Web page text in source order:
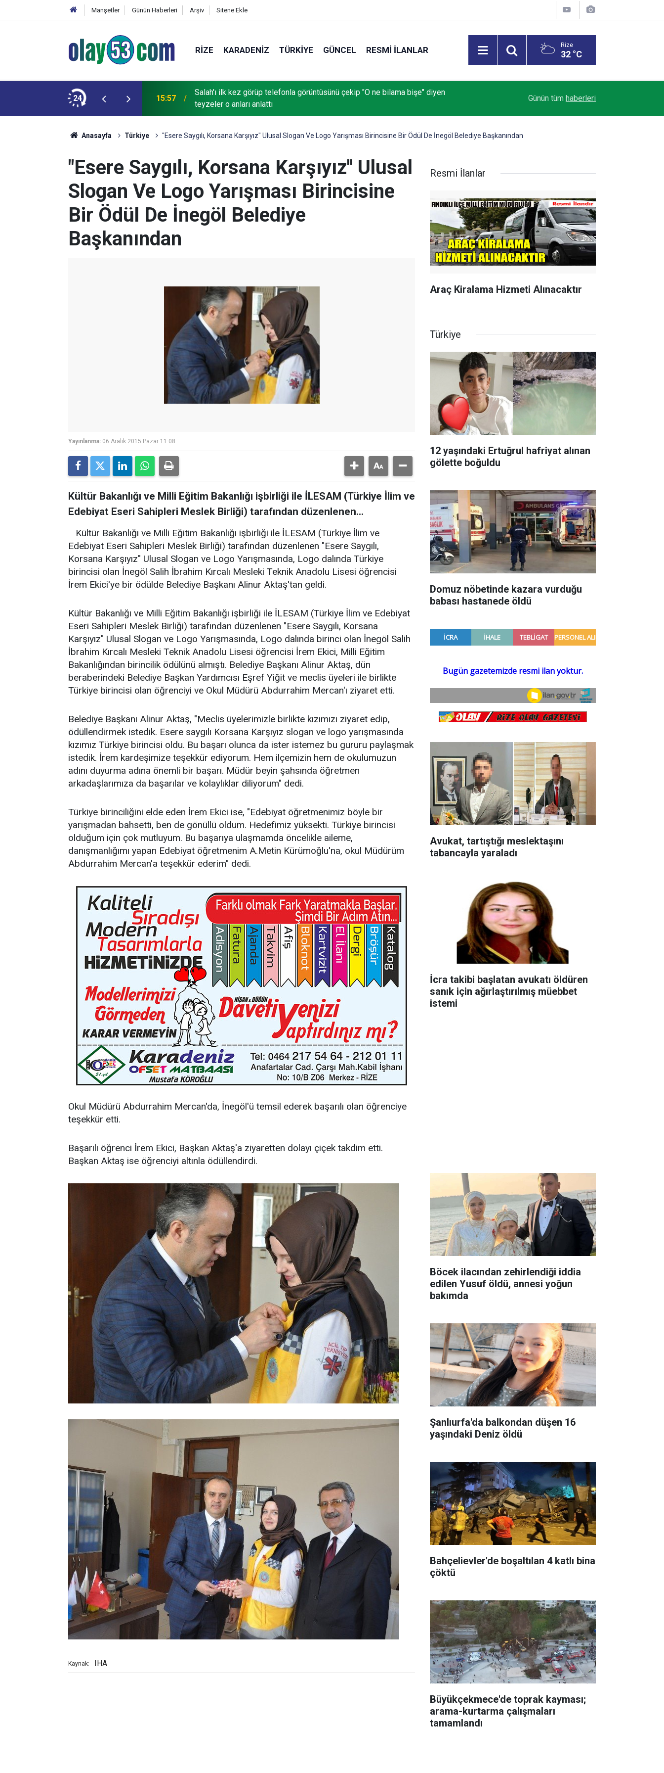
Manşetler Günün Haberleri Arşiv Sitene Ekle
RIZE KARADENIZ TÜRKIYE GÜNCEL RESMI İLANLAR Rize
32 °C
24
Çalhanoğlu U16 Milli Takımı’nda! 15:57
Salah'ı ilk kez görüp telefonla görüntüsünü çekip "O ne bilama bişe" diyen
teyzeler o anları anlattı
Heyecanı
Günün tüm haberleri
Anasayfa Türkiye "Esere Saygılı, Korsana Karşıyız" Ulusal Slogan Ve Logo Yarışması Birincisine Bir Ödül De İnegöl Belediye Başkanından
"Esere Saygılı, Korsana Karşıyız" Ulusal
Slogan Ve Logo Yarışması Birincisine
Bir Ödül De İnegöl Belediye
Başkanından
Yayınlanma: 06 Aralık 2015 Pazar 11:08
Kültür Bakanlığı ve Milli Eğitim Bakanlığı işbirliği ile İLESAM (Türkiye İlim ve
Edebiyat Eseri Sahipleri Meslek Birliği) tarafından düzenlenen...
Kültür Bakanlığı ve Milli Eğitim Bakanlığı işbirliği ile İLESAM (Türkiye İlim ve
Edebiyat Eseri Sahipleri Meslek Birliği) tarafından düzenlenen "Esere Saygılı,
Korsana Karşıyız" Ulusal Slogan ve Logo Yarışmasında, Logo dalında Türkiye
birincisi olan İnegöl Salih İbrahim Kırcalı Mesleki Teknik Anadolu Lisesi öğrencisi
İrem Ekici'ye bir ödülde Belediye Başkanı Alinur Aktaş'tan geldi.
Kültür Bakanlığı ve Milli Eğitim Bakanlığı işbirliği ile İLESAM (Türkiye İlim ve Edebiyat
Eseri Sahipleri Meslek Birliği) tarafından düzenlenen "Esere Saygılı, Korsana
Karşıyız" Ulusal Slogan ve Logo Yarışmasında, Logo dalında birinci olan İnegöl Salih
İbrahim Kırcalı Mesleki Teknik Anadolu Lisesi öğrencisi İrem Ekici, Milli Eğitim
Bakanlığından birincilik ödülünü almıştı. Belediye Başkanı Alinur Aktaş, dün
beraberindeki Belediye Başkan Yardımcısı Eşref Yiğit ve meclis üyeleri ile birlikte
Türkiye birincisi olan öğrenciyi ve Okul Müdürü Abdurrahim Mercan'ı ziyaret etti.
Belediye Başkanı Alinur Aktaş, "Meclis üyelerimizle birlikte kızımızı ziyaret edip,
ödüllendirmek istedik. Esere saygılı Korsana Karşıyız slogan ve logo yarışmasında
kızımız Türkiye birincisi oldu. Bu başarı olunca da ister istemez bu gururu paylaşmak
istedik. İrem kardeşimize teşekkür ediyorum. Hem ilçemizin hem de okulumuzun
adını duyurma adına önemli bir başarı. Müdür beyin şahsında öğretmen
arkadaşlarımıza da başarılar ve kolaylıklar diliyorum" dedi.
Türkiye birinciliğini elde eden İrem Ekici ise, "Edebiyat öğretmenimiz böyle bir
yarışmadan bahsetti, ben de gönüllü oldum. Hedefimiz yüksekti. Türkiye birincisi
olduğum için çok mutluyum. Bu başarıya ulaşmamda öncelikle aileme,
danışmanlığımı yapan Edebiyat öğretmenim A.Metin Kürümoğlu'na, okul Müdürüm
Abdurrahim Mercan'a teşekkür ederim" dedi.
Okul Müdürü Abdurrahim Mercan'da, İnegöl'ü temsil ederek başarılı olan öğrenciye
teşekkür etti.
Başarılı öğrenci İrem Ekici, Başkan Aktaş'a ziyaretten dolayı çiçek takdim etti.
Başkan Aktaş ise öğrenciyi altınla ödüllendirdi.
Kaynak: IHA
Resmi İlanlar
Araç Kiralama Hizmeti Alınacaktır
Türkiye
12 yaşındaki Ertuğrul hafriyat alınan
gölette boğuldu
Domuz nöbetinde kazara vurduğu
babası hastanede öldü
Avukat, tartıştığı meslektaşını
tabancayla yaraladı
İcra takibi başlatan avukatı öldüren
sanık için ağırlaştırılmış müebbet
istemi
Böcek ilacından zehirlendiği iddia
edilen Yusuf öldü, annesi yoğun
bakımda
Şanlıurfa'da balkondan düşen 16
yaşındaki Deniz öldü
Bahçelievler'de boşaltılan 4 katlı bina
çöktü
Büyükçekmece'de toprak kayması;
arama-kurtarma çalışmaları
tamamlandı